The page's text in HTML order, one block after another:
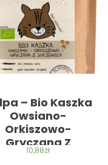
– Bio Kaszka
Owsiano-
Orkiszowo-
Gryczana Z
200G
10,88zł